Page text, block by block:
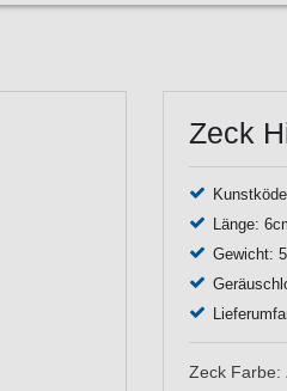
Zeck
Länge:
Gewicht:
Zeck Farbe: